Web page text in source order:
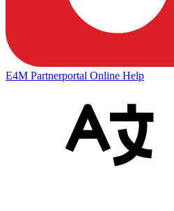
E4M Partnerportal Online Help